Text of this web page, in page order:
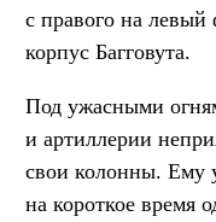
с правого на левый
корпус Багговута.
Под ужасными
и артиллерии
свои колонны. Ему
на короткое время